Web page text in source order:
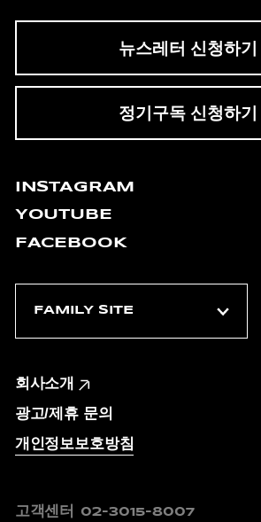
뉴스레터 신청하기
정기구독 신청하기
INSTAGRAM
YOUTUBE
FACEBOOK
회사소개
광고/제휴 문의
개인정보보호방침
고객센터 02-3015-8007